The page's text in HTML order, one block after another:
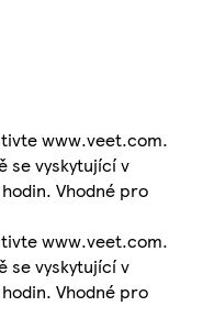
www.veet.com.
se vyskytující v
Vhodné pro
www.veet.com.
se vyskytující v
Vhodné pro